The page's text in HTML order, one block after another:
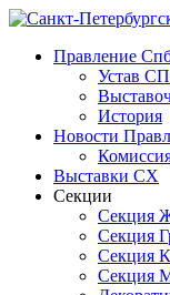
Правление
Устав
История
Новости
Выставки СХ
Секции
Секция
Секция
Секция
Секция